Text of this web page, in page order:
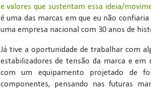
e valores que sustentam essa ideia/
é uma das marcas em que eu não
uma empresa nacional com 30 anos de
Já tive a oportunidade de trabalhar com
estabilizadores de tensão da marca e em
com um equipamento projetado de
componentes, pensando nas futuras